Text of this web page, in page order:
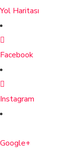
Yol Haritası
Facebook
Instagram
Google+